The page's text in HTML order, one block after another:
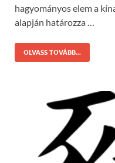
hagyományos elem a
alapján határozza …
OLVASS TOVÁBB...